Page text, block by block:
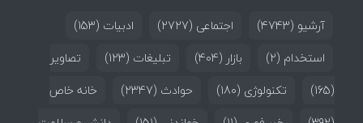
آرشیو (4743) اجتماعی (2727) ادبیات (153)
استخدام (2) بازار (404) تبلیغات (123)
تصاویر
(165)
تکنولوژی (180) حوادث (2347)
خانه خاص